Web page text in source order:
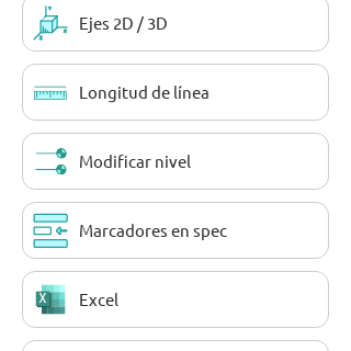
Ejes 2D / 3D
Longitud de línea
Modificar nivel
Marcadores en spec
Excel